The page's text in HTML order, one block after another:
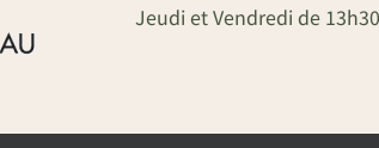
Jeudi et Vendredi de